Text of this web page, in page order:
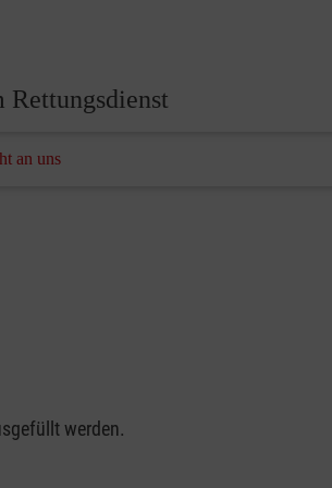
Rettungsdienst
an uns
werden.